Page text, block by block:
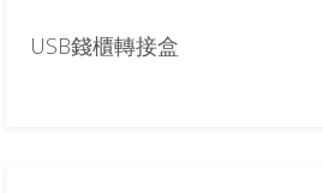
USB錢櫃轉接盒